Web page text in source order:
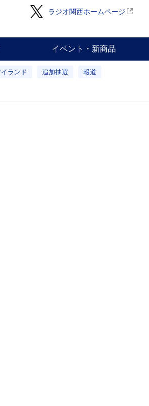
ラジオ関西ホームページ
イベント・新商品
ランド 追加抽選 報道